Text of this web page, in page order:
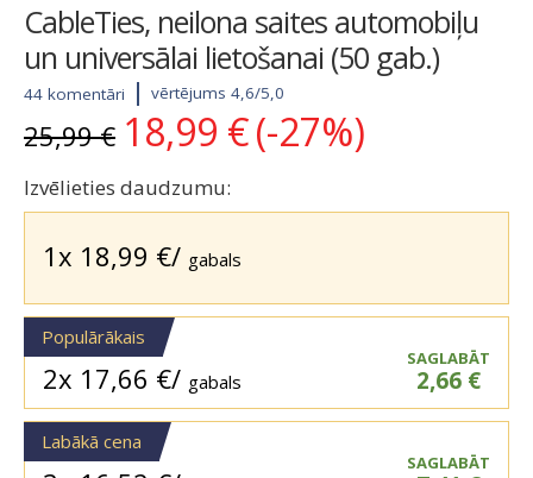
CableTies, neilona saites automobiļu
un universālai lietošanai (50 gab.)
44 komentāri vērtējums 4,6/5,0
25,99€ Original
price
was:
25,99 €.
18,99 € Current
price
18,99 €.
(-27%)
Izvēlieties daudzumu:
1x 18,99 €/ gabals
Populārākais
2x 17,66 €/ gabals
SAGLABĀT
2,66 €
Labākā cena
SAGLABĀT